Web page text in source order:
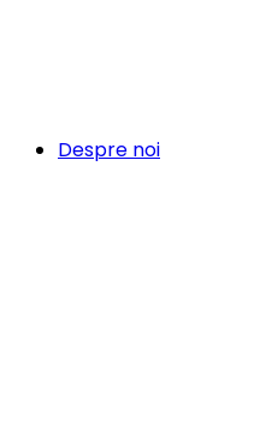
Despre noi